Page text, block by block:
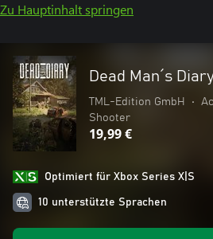
Zu Hauptinhalt springen
Dead Man´s
TML-Edition GmbH •
Shooter
19,99 €
Optimiert für Xbox Series X|S
10 unterstützte Sprachen